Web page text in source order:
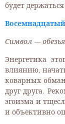
будет
Символ —
Энергетика
влиянию,
коварных
друг друга.
эгоизма и
и объективно